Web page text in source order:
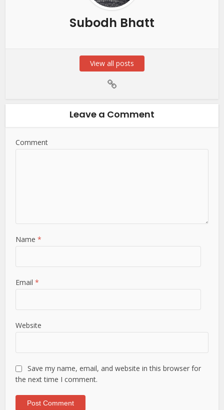
Subodh Bhatt
View all posts
Leave a Comment
Comment
Name*
Email*
Website
Save my name, email, and website in this browser for
the next time I comment.